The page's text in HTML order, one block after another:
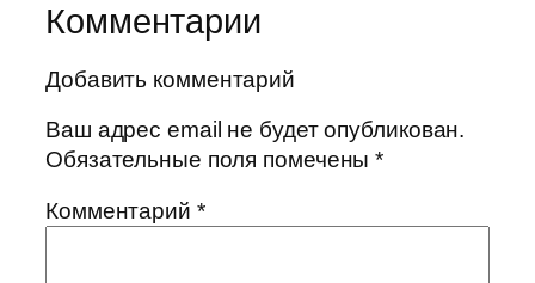
Комментарии
Добавить комментарий
Ваш адрес email не будет опубликован.
Обязательные поля помечены*
Комментарий *